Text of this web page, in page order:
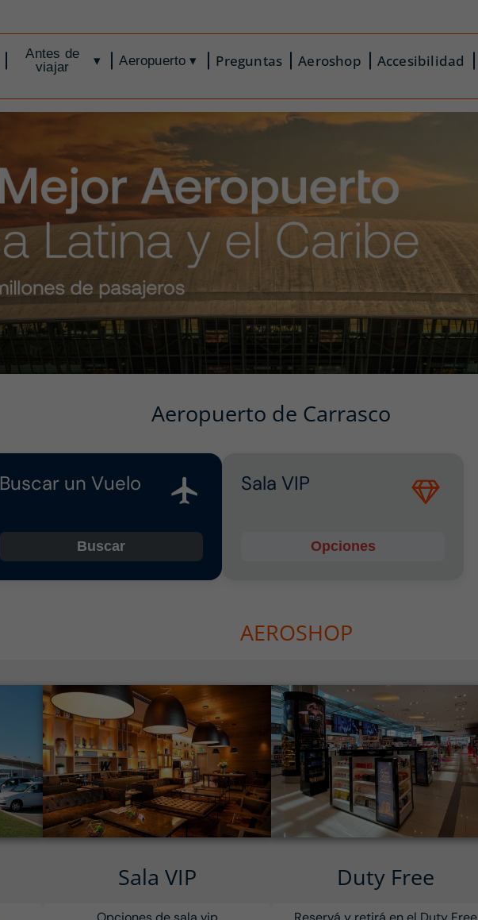
Antes de
viajar
▾ Aeropuerto ▾ Preguntas Aeroshop Accesibilidad
Aeropuerto de Carrasco
Buscar un Vuelo
Buscar
Sala VIP
Opciones
AEROSHOP
Sala VIP Duty Free